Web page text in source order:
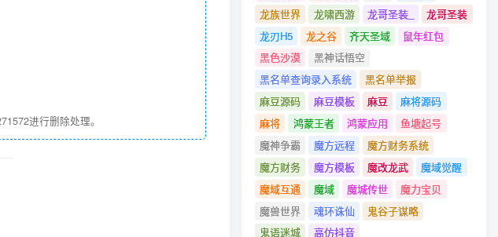
进行删除处理。
龙族世界
龙啸西游 龙哥圣装_
龙哥圣装
龙刃H5
龙之谷 齐天圣域
鼠年红包
黑色沙漠
黑神话悟空
黑名单查询录入系统
黑名单举报
麻豆源码
麻豆模板 麻豆
麻将源码
麻将
鸿蒙王者 鸿蒙应用
鱼塘起号
魔神争霸
魔方远程
魔方财务系统
魔方财务
魔方模板 魔改龙武
魔域觉醒
魔域互通
魔域 魔城传世
魔力宝贝
魔兽世界
魂环诛仙
鬼谷子谋略
鬼语迷城
高仿抖音